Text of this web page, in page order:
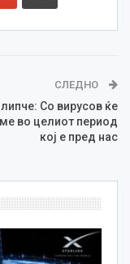
СЛЕДНО
Со вирусов ќе
во целиот период
кој е пред нас